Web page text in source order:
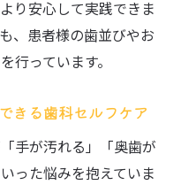
り安心して実践できま
、患者様の歯並びやお
行っています。
きる歯科セルフケア
手が汚れる」「奥歯が
った悩みを抱えていま